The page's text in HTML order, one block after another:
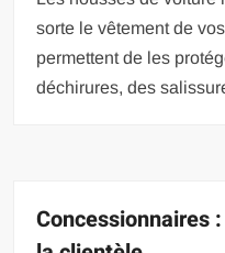
sorte le vêtement de
permettent de les
déchirures, des
Concessionnaires